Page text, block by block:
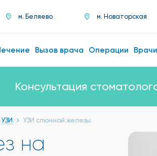
м. Беляево м. Новаторская
Вызов врача Операции Врачи
Консультация
УЗИ УЗИ слюнной железы
на